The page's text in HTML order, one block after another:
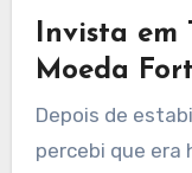
Invista em
Moeda
Depois de
percebi que era